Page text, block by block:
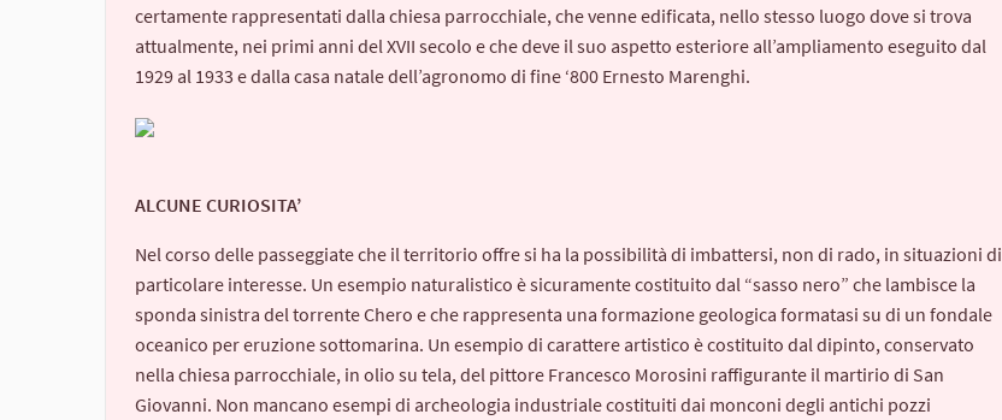
certamente rappresentati dalla chiesa parrocchiale, che venne edificata, nello stesso luogo dove si trova
attualmente, nei primi anni del XVII secolo e che deve il suo aspetto esteriore all’ampliamento eseguito dal
1929 al 1933 e dalla casa natale dell’agronomo di fine ‘800 Ernesto Marenghi.
ALCUNE CURIOSITA’
Nel corso delle passeggiate che il territorio offre si ha la possibilità di imbattersi, non di rado, in situazioni di
particolare interesse. Un esempio naturalistico è sicuramente costituito dal “sasso nero” che lambisce la
sponda sinistra del torrente Chero e che rappresenta una formazione geologica formatasi su di un fondale
oceanico per eruzione sottomarina. Un esempio di carattere artistico è costituito dal dipinto, conservato
nella chiesa parrocchiale, in olio su tela, del pittore Francesco Morosini raffigurante il martirio di San
Giovanni. Non mancano esempi di archeologia industriale costituiti dai monconi degli antichi pozzi